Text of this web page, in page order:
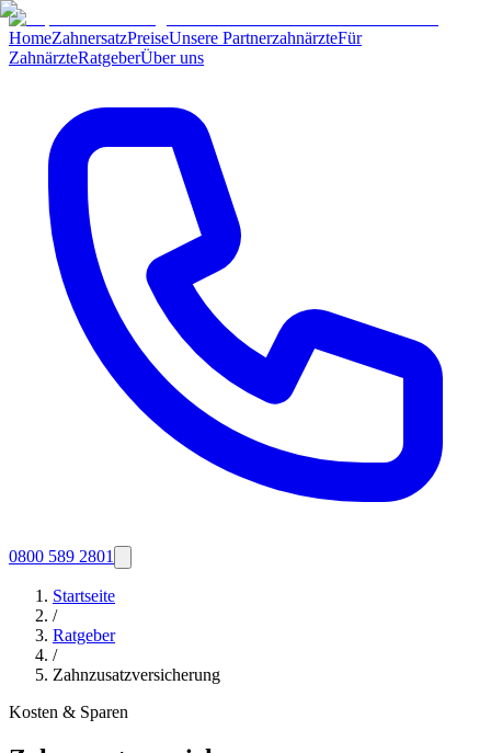
HomeZahnersatzPreiseUnsere PartnerzahnärzteFür
ZahnärzteRatgeberÜber uns
0800 589 2801
Startseite
/
Ratgeber
/
Zahnzusatzversicherung
Kosten & Sparen